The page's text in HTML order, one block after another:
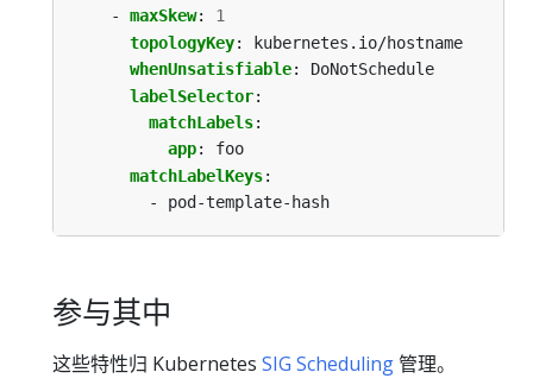
- maxSkew:
1
topologyKey:
kubernetes.io/hostname
whenUnsatisfiable:
DoNotSchedule
labelSelector:
matchLabels:
app:
foo
matchLabelKeys:
- pod-template-hash
参与其中
这些特性归 Kubernetes SIG Scheduling 管理。